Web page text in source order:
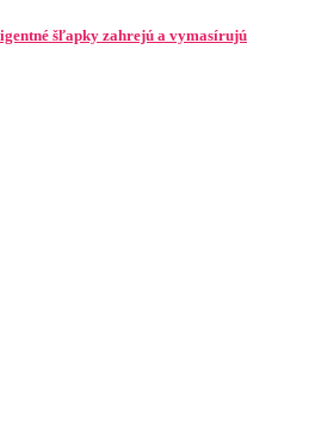
šľapky zahrejú a vymasírujú